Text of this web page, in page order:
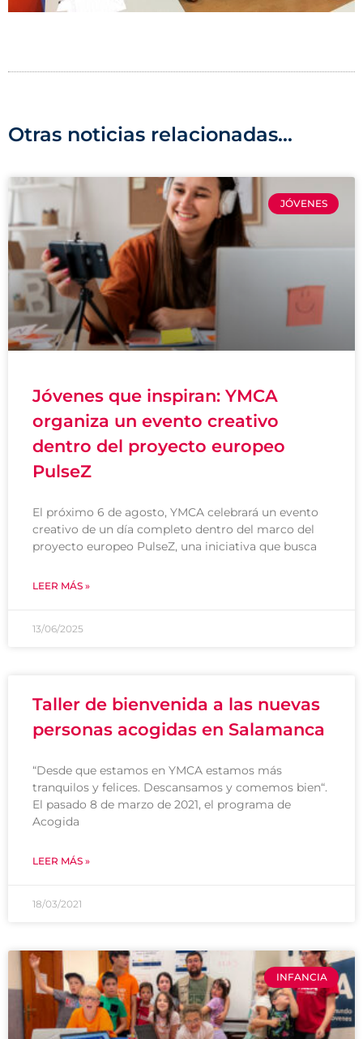
Otras noticias relacionadas...
JÓVENES
Jóvenes que inspiran: YMCA
organiza un evento creativo
dentro del proyecto europeo
PulseZ
El próximo 6 de agosto, YMCA celebrará un evento
creativo de un día completo dentro del marco del
proyecto europeo PulseZ, una iniciativa que busca
LEER MÁS »
13/06/2025
Taller de bienvenida a las nuevas
personas acogidas en Salamanca
“Desde que estamos en YMCA estamos más
tranquilos y felices. Descansamos y comemos bien“.
El pasado 8 de marzo de 2021, el programa de
Acogida
LEER MÁS »
18/03/2021
INFANCIA